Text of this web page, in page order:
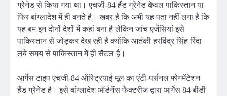
ग्रेनेड से किया गया था। एचजी-84 हैंड ग्रेनेड केवल पाकिस्तान या
फिर बांग्लादेश में ही बनते है। खबर है कि अभी यह पता नहीं लगा है कि
यह बम इन दोनों देशों में कहां बना है लेकिन जांच एजेंसियां इसे
पाकिस्तान से जोड़कर देख रही है क्योंकि आतंकी हरविंद्र सिंह रिंदा
लंबे समय से पाकिस्तान में ही सैटल है।
आर्गेस टाइप एचजी-84 ऑस्ट्रियाई मूल का एंटी-पर्सनल फ़्रेगमेंटेशन
हैंड ग्रेनेड है। इसे बांग्लादेश ऑर्डनेंस फैक्टरीज द्वारा आर्गेस 84 बीडी